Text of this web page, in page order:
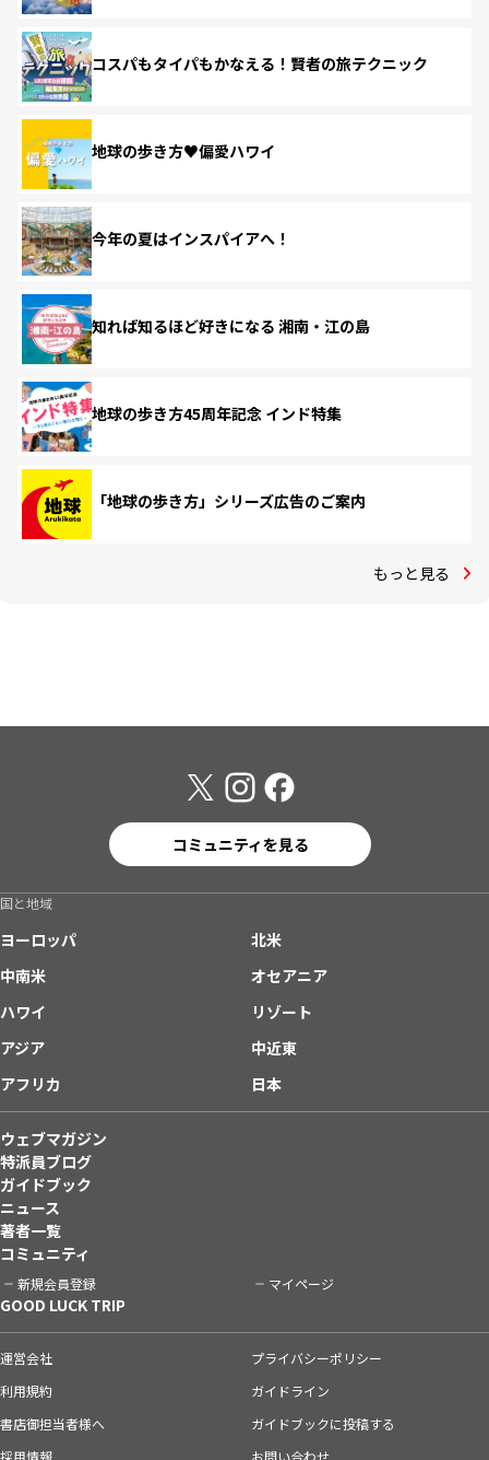
コスパもタイパもかなえる！賢者の旅テクニック
地球の歩き方♥偏愛ハワイ
今年の夏はインスパイアへ！
知れば知るほど好きになる 湘南・江の島
地球の歩き方45周年記念 インド特集
「地球の歩き方」シリーズ広告のご案内
もっと見る
コミュニティを見る
国と地域
ヨーロッパ
北米
中南米
オセアニア
ハワイ
リゾート
アジア
中近東
アフリカ
日本
ウェブマガジン
特派員ブログ
ガイドブック
ニュース
著者一覧
コミュニティ
新規会員登録 マイページ
GOOD LUCK TRIP
運営会社
プライバシーポリシー
利用規約
ガイドライン
書店御担当者様へ
ガイドブックに投稿する
採用情報
お問い合わせ